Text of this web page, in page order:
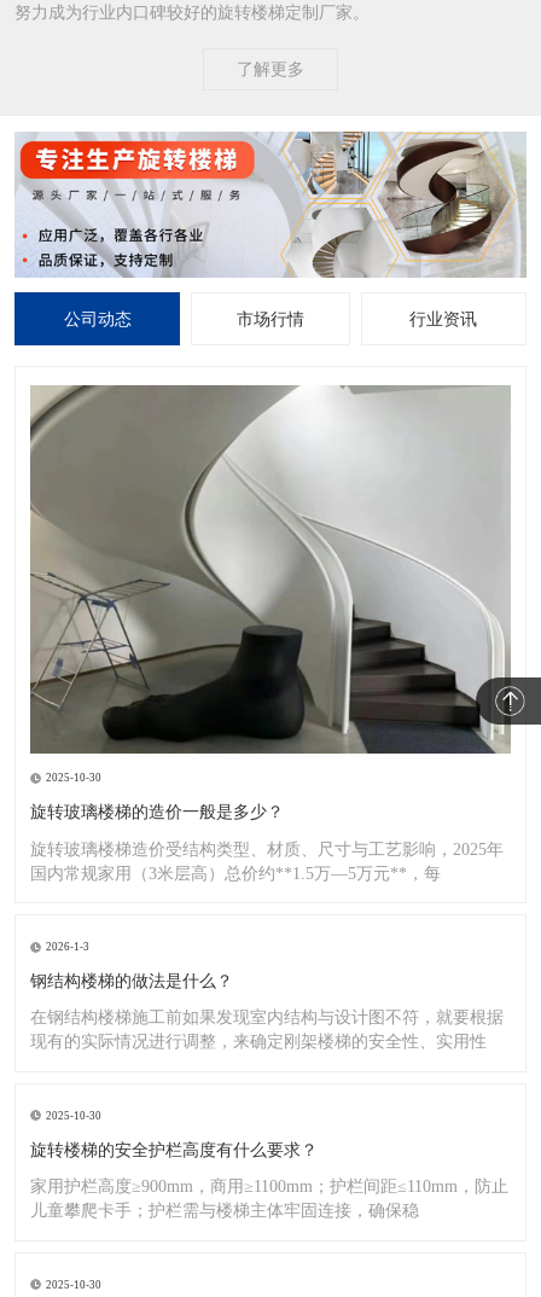
努力成为行业内口碑较好的旋转楼梯定制厂家。​
了解更多
公司动态 市场行情 行业资讯
2025-10-30
旋转玻璃楼梯的造价一般是多少？
旋转玻璃楼梯造价受结构类型、材质、尺寸与工艺影响，2025年
国内常规家用（3米层高）总价约**1.5万—5万元**，每
2026-1-3
钢结构楼梯的做法是什么？
在钢结构楼梯施工前如果发现室内结构与设计图不符，就要根据
现有的实际情况进行调整，来确定刚架楼梯的安全性、实用性
2025-10-30
旋转楼梯的安全护栏高度有什么要求？
家用护栏高度≥900mm，商用≥1100mm；护栏间距≤110mm，防止
儿童攀爬卡手；护栏需与楼梯主体牢固连接，确保稳
2025-10-30